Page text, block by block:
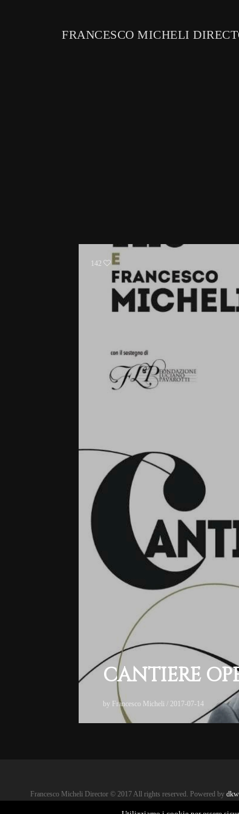
FRANCESCO MICHELI
142
CANTIERE
by Francesco Micheli / 2017-07-14
Francesco Micheli Director © 2017 All rights reserved. Powered by